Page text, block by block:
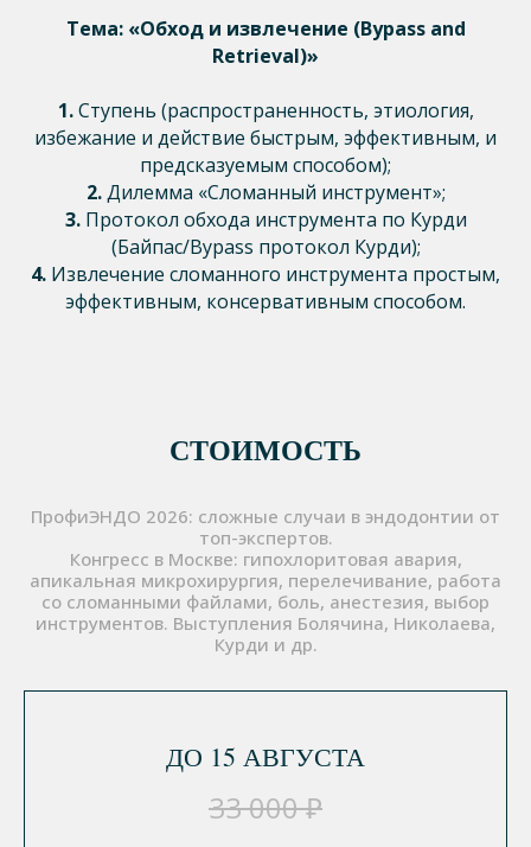
Тема: «Обход и извлечение (Bypass and
Retrieval)»
1.Ступень (распространенность, этиология,
избежание и действие быстрым, эффективным, и
предсказуемым способом);
2.Дилемма «Сломанный инструмент»;
3. Протокол обхода инструмента по Курди
(Байпас/Bypass протокол Курди);
4. Извлечение сломанного инструмента простым,
эффективным, консервативным способом.
СТОИМОСТЬ
ПрофиЭНДО 2026: сложные случаи в эндодонтии от
топ-экспертов.
Конгресс в Москве: гипохлоритовая авария,
апикальная микрохирургия, перелечивание, работа
со сломанными файлами, боль, анестезия, выбор
инструментов. Выступления Болячина, Николаева,
Курди и др.
ДО 15 АВГУСТА
33 000 ₽